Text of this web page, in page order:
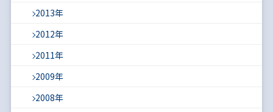
2013年
2012年
2011年
2009年
2008年